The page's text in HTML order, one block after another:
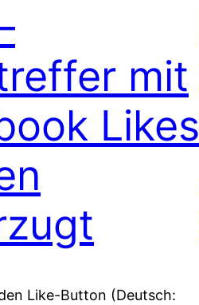
mit
Likes
Like-Button (Deutsch: